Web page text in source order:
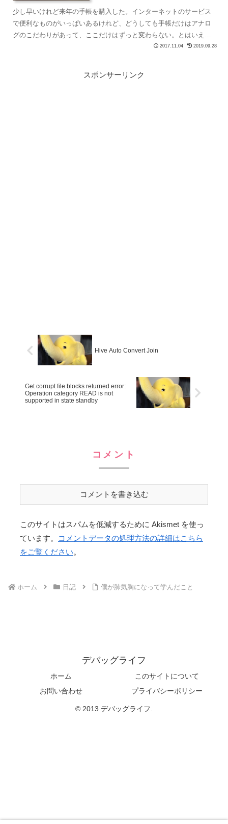
少し早いけれど来年の手帳を購入した。インターネットのサービス
で便利なものがいっぱいあるけれど、どうしても手帳だけはアナロ
グのこだわりがあって、ここだけはずっと変わらない。とはいえ、
リマインダー機能なんかはやっぱりITの方が便利であり、両者を...
2017.11.04 2019.09.28
スポンサーリンク
Hive Auto Convert Join
Get corrupt file blocks returned error:
Operation category READ is not
supported in state standby
コメント
コメントを書き込む
このサイトはスパムを低減するために Akismet を使っ
ています。
コメントデータの処理方法の詳細はこちら
をご覧ください。
ホーム 日記 僕が肺気胸になって学んだこと
デバッグライフ
ホーム
このサイトについて
お問い合わせ
プライバシーポリシー
© 2013 デバッグライフ.